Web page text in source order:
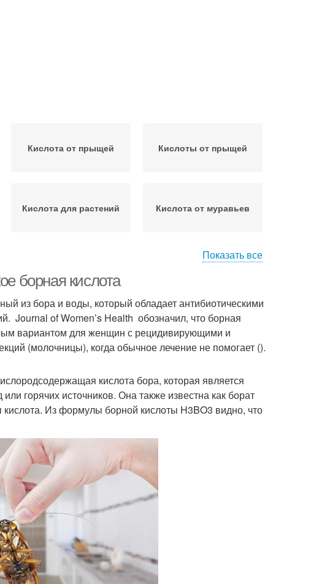
Кислота от прыщей Кислоты от прыщей
Кислота для растений Кислота от муравьев
Кислота при
Показать все
борная кислота
из бора и воды, который обладает антибиотическими
Journal of Women’s Health обозначил, что борная
вариантом для женщин с рецидивирующими и
(молочницы), когда обычное лечение не помогает ().
кислота бора, которая является
горячих источников. Она также известна как борат
Из формулы борной кислоты H3BO3 видно, что